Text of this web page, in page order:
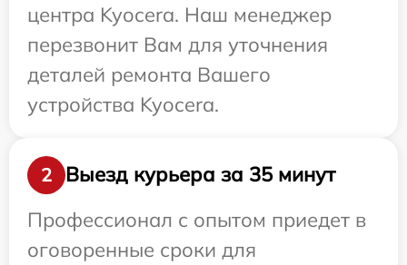
центра Kyocera. Наш менеджер
перезвонит Вам для уточнения
деталей ремонта Вашего
устройства Kyocera.
2
Выезд курьера за 35 минут
Профессионал с опытом приедет в
оговоренные сроки для